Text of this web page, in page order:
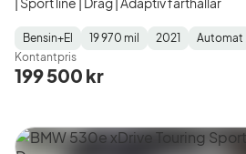
Fuel
Type:
Bensin+El
Mätarställning:
19 970 mil
Model
Year:
2021
Gearbox
Type:
Automat
Kontantpris
199 500 kr